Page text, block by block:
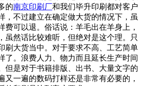
的南京印刷厂和我们毕升印刷都对客户
，不过建立在确定做大货的情况下，虽
费可以退。俗话说：羊毛出在羊身上，
虽然话比较难听，但绝对是这个理。只
刷大货当中。对于要求不高、工艺简单
了。浪费人力、物力而且延长生产时间
但是对于书籍排版、出书、大量文字的
又一遍的数码打样还是非常有必要的，